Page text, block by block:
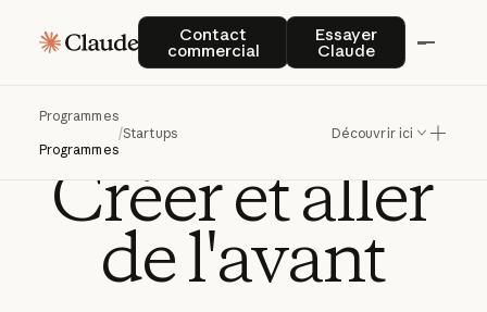
Contact
commercial
Contact commercial
Essayer
Claude
Essayer Claude
Programmes
Programmes
/Startups Découvrir ici
CLAUDE FOR STARTUPS
Créeretaller
del'avant